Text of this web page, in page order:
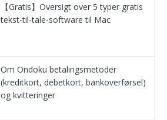
【Gratis】Oversigt over 5 typer gratis
tekst-til-tale-software til Mac
Om Ondoku betalingsmetoder
(kreditkort, debetkort, bankoverførsel)
og kvitteringer